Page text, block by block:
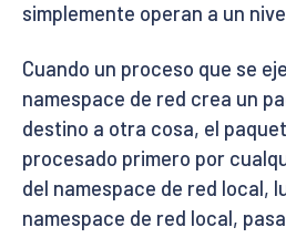
simplemente operan a un
Cuando un proceso que se
namespace de red crea un
destino a otra cosa, el
procesado primero por
del namespace de red local,
namespace de red local,